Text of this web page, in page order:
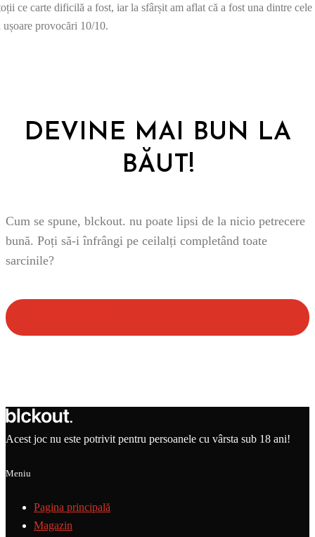
ce carte dificilă a fost, iar la sfârșit am aflat că a fost una dintre cele
ușoare provocări 10/10.
DEVINE MAI BUN LA
BĂUT!
Cum se spune, blckout. nu poate lipsi de la nicio petrecere
bună. Poți să-i înfrângi pe ceilalți completând toate
sarcinile?
Acest joc nu este potrivit pentru persoanele cu vârsta sub 18 ani!
Meniu
Pagina principală
Magazin